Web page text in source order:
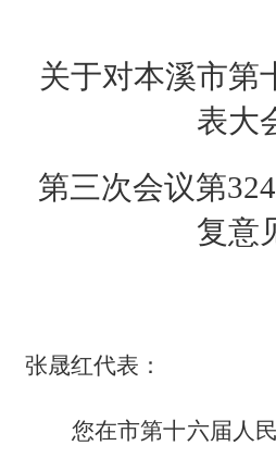
关于对本溪市第
表大
第三次会议第
复意
张晟红代表 ：
您在市第十六届人